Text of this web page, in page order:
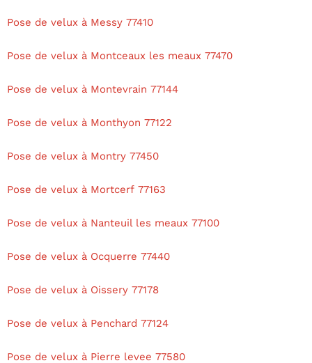
Pose de velux à Messy 77410
Pose de velux à Montceaux les meaux 77470
Pose de velux à Montevrain 77144
Pose de velux à Monthyon 77122
Pose de velux à Montry 77450
Pose de velux à Mortcerf 77163
Pose de velux à Nanteuil les meaux 77100
Pose de velux à Ocquerre 77440
Pose de velux à Oissery 77178
Pose de velux à Penchard 77124
Pose de velux à Pierre levee 77580